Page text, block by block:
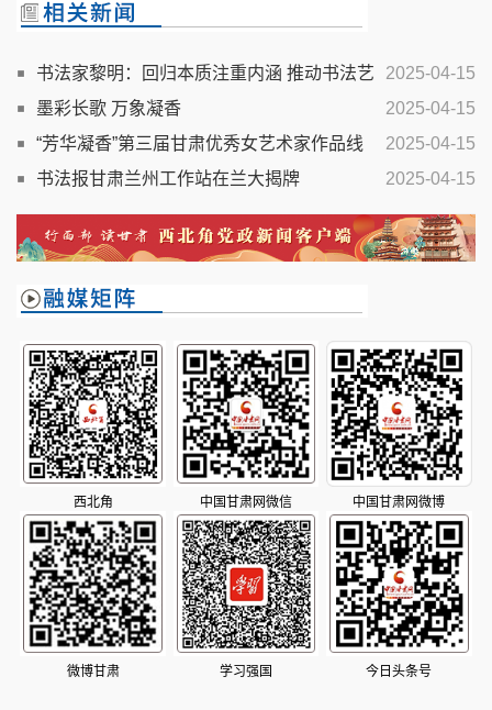
2025-04-15
书法家黎明：回归本质注重内涵 推动书法艺
术健康发展
2025-04-15
墨彩长歌 万象凝香
2025-04-15
“芳华凝香”第三届甘肃优秀女艺术家作品线
上展作品选登
2025-04-15
书法报甘肃兰州工作站在兰大揭牌
西北角 中国甘肃网微信 中国甘肃网微博
微博甘肃 学习强国 今日头条号